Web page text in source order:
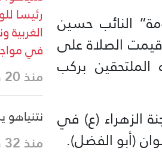
النائب حسين
الصلاة على
بركب
الزهراء (ع) في
(أبو الفضل).
رئيسا
في
منذ 20 دقيقة
منذ 32 دقيقة